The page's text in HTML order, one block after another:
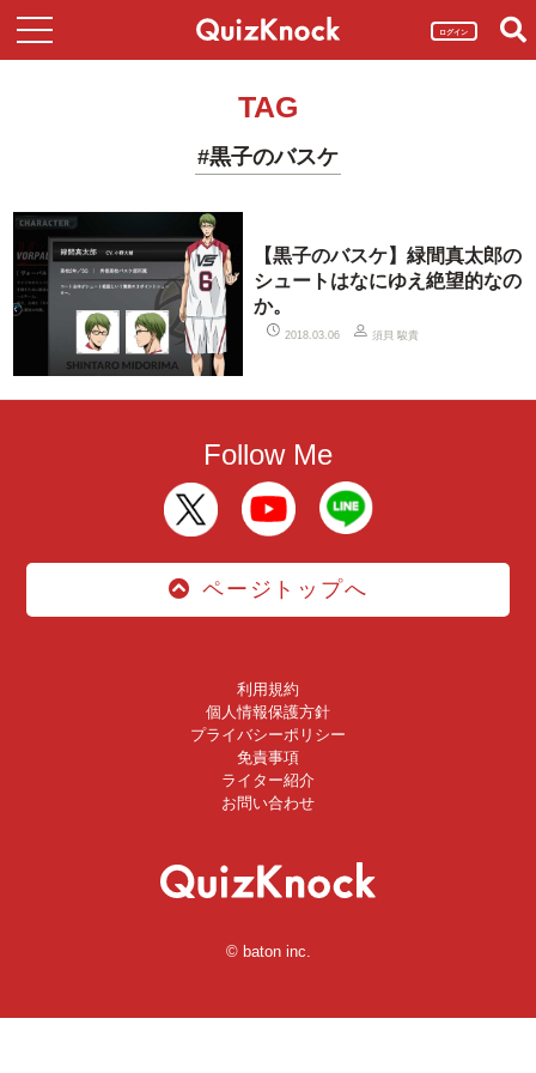
ログイン
TAG
#黒子のバスケ
【黒子のバスケ】緑間真太郎の
シュートはなにゆえ絶望的なの
か。
2018.03.06 須貝 駿貴
Follow Me
ページトップへ
利用規約
個人情報保護方針
プライバシーポリシー
免責事項
ライター紹介
お問い合わせ
© baton inc.